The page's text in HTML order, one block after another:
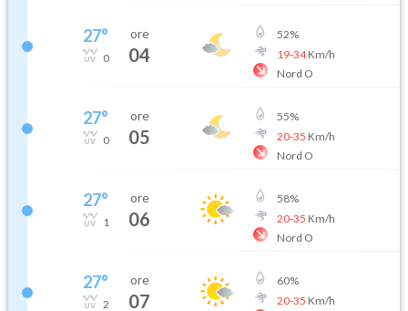
27°
0
ore
04
52%
19-34Km/h
Nord O
27°
0
ore
05
55%
20-35 Km/h
Nord O
27°
1
ore
06
58%
20-35 Km/h
Nord O
27°
2
ore
07
60%
20-35 Km/h